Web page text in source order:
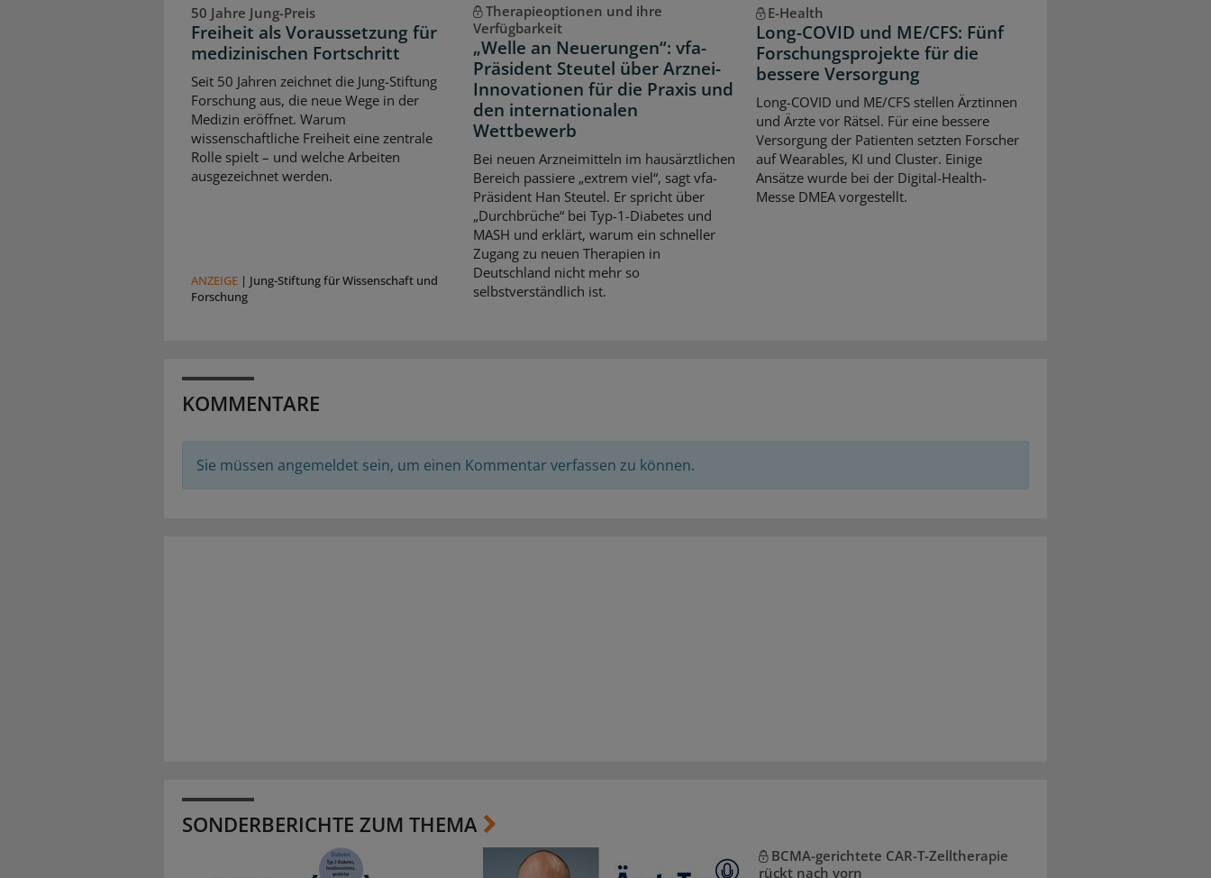
50 Jahre Jung-Preis
Freiheit als Voraussetzung für
medizinischen Fortschritt
Seit 50 Jahren zeichnet die Jung-Stiftung
Forschung aus, die neue Wege in der
Medizin eröffnet. Warum
wissenschaftliche Freiheit eine zentrale
Rolle spielt – und welche Arbeiten
ausgezeichnet werden.
ANZEIGE | Jung-Stiftung für Wissenschaft und
Forschung
Therapieoptionen und ihre
Verfügbarkeit
„Welle an Neuerungen“: vfa-
Präsident Steutel über Arznei-
Innovationen für die Praxis und
den internationalen
Wettbewerb
Bei neuen Arzneimitteln im hausärztlichen
Bereich passiere „extrem viel“, sagt vfa-
Präsident Han Steutel. Er spricht über
„Durchbrüche“ bei Typ-1-Diabetes und
MASH und erklärt, warum ein schneller
Zugang zu neuen Therapien in
Deutschland nicht mehr so
selbstverständlich ist.
E-Health
Long-COVID und ME/CFS: Fünf
Forschungsprojekte für die
bessere Versorgung
Long-COVID und ME/CFS stellen Ärztinnen
und Ärzte vor Rätsel. Für eine bessere
Versorgung der Patienten setzten Forscher
auf Wearables, KI und Cluster. Einige
Ansätze wurde bei der Digital-Health-
Messe DMEA vorgestellt.
KOMMENTARE
Sie müssen angemeldet sein, um einen Kommentar verfassen zu können.
SONDERBERICHTE ZUM THEMA
BCMA-gerichtete CAR-T-Zelltherapie
rückt nach vorn